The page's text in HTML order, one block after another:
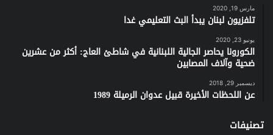
مارس 19, 2020
تلفزيون لبنان يبدأ البث التعليمي غدا
يونيو 23, 2020
الكورونا يحاصر الجالية اللبنانية في شاطئ العاج: أكثر من عشرين
ضحية وآلاف المصابين
ديسمبر 29, 2018
عن اللحظات الأخيرة قبيل عدوان الرميلة 1989
تصنيفات